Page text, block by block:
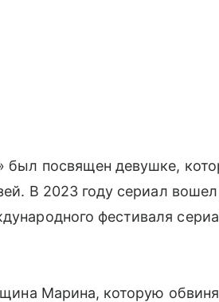
посвящен девушке,
В 2023 году сериал
фестиваля
Марина, которую